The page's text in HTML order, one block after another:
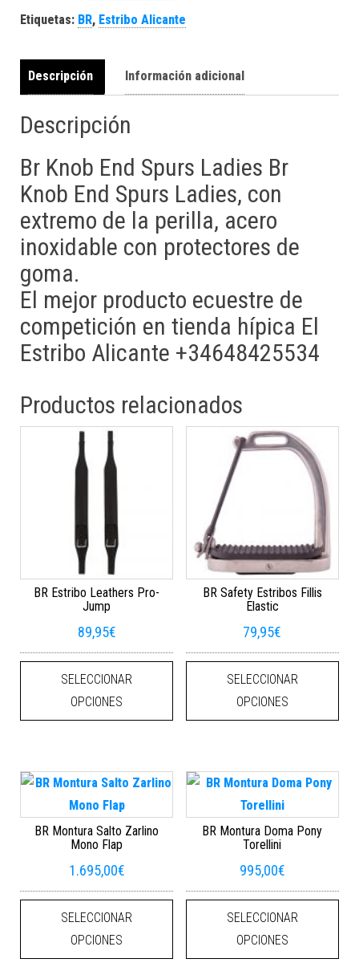
Etiquetas: BR, Estribo Alicante
Descripción Información adicional
Descripción
Br Knob End Spurs Ladies Br
Knob End Spurs Ladies, con
extremo de la perilla, acero
inoxidable con protectores de
goma.
El mejor producto ecuestre de
competición en tienda hípica El
Estribo Alicante +34648425534
Productos relacionados
BR Estribo Leathers Pro-
Jump
89,95€
SELECCIONAR
OPCIONES
Este producto tiene múltiples
BR Safety Estribos Fillis
Elastic
79,95€
SELECCIONAR
OPCIONES
BR Montura Salto Zarlino
Mono Flap
1.695,00€
SELECCIONAR
OPCIONES
Este producto tiene múltiples
BR Montura Doma Pony
Torellini
995,00€
SELECCIONAR
OPCIONES